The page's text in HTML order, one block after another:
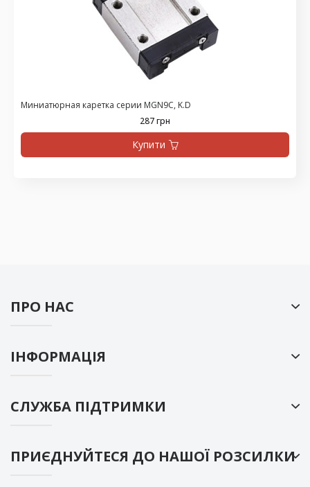
Миниатюрная каретка серии MGN9С, K.D
287 грн
Купити
ПРО НАС
ІНФОРМАЦІЯ
СЛУЖБА ПІДТРИМКИ
ПРИЄДНУЙТЕСЯ ДО НАШОЇ РОЗСИЛКИ